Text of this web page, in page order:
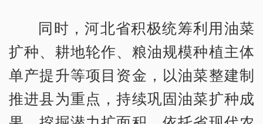
同时，河北省积极统筹利用油菜
扩种、耕地轮作、粮油规模种植主体
单产提升等项目资金，以油菜整建制
推进县为重点，持续巩固油菜扩种成